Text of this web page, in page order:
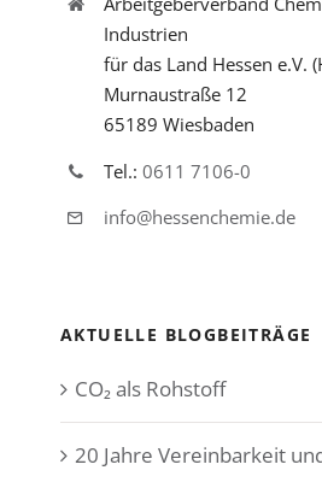
Industrien
für das Land Hessen e.V.
Murnaustraße 12
65189 Wiesbaden
Tel.: 0611 7106-0
info@hessenchemie.de
AKTUELLE BLOGBEITRÄGE
CO₂ als Rohstoff
20 Jahre Vereinbarkeit